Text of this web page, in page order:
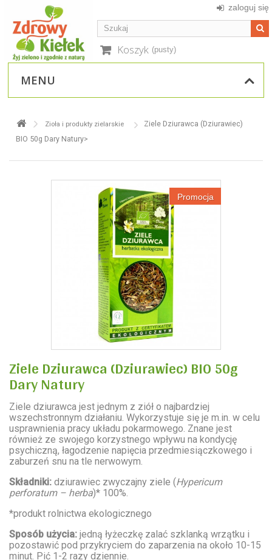
zaloguj się
Koszyk (pusty)
MENU
Zioła i produkty zielarskie
Ziele Dziurawca (Dziurawiec)
BIO 50g Dary Natury>
Promocja
Ziele Dziurawca (Dziurawiec) BIO 50g
Dary Natury
Ziele dziurawca jest jednym z ziół o najbardziej
wszechstronnym działaniu. Wykorzystuje się je m.in. w celu
usprawnienia pracy układu pokarmowego. Znane jest
również ze swojego korzystnego wpływu na kondycję
psychiczną, łagodzenie napięcia przedmiesiączkowego i
zaburzeń snu na tle nerwowym.
Składniki: dziurawiec zwyczajny ziele (Hypericum
perforatum – herba)* 100%.
*produkt rolnictwa ekologicznego
Sposób użycia: jedną łyżeczkę zalać szklanką wrzątku i
pozostawić pod przykryciem do zaparzenia na około 10-15
minut. Pić 1-2 razy dziennie.